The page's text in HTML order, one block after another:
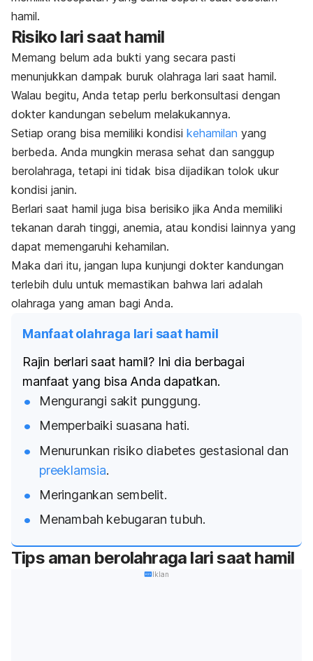
hamil.
Risiko lari saat hamil
Memang belum ada bukti yang secara pasti
menunjukkan dampak buruk olahraga lari saat hamil.
Walau begitu, Anda tetap perlu berkonsultasi dengan
dokter kandungan sebelum melakukannya.
Setiap orang bisa memiliki kondisi kehamilan yang
berbeda. Anda mungkin merasa sehat dan sanggup
berolahraga, tetapi ini tidak bisa dijadikan tolok ukur
kondisi janin.
Berlari saat hamil juga bisa berisiko jika Anda memiliki
tekanan darah tinggi, anemia, atau kondisi lainnya yang
dapat memengaruhi kehamilan.
Maka dari itu, jangan lupa kunjungi dokter kandungan
terlebih dulu untuk memastikan bahwa lari adalah
olahraga yang aman bagi Anda.
Manfaat olahraga lari saat hamil
Rajin berlari saat hamil? Ini dia berbagai
manfaat yang bisa Anda dapatkan.
Mengurangi sakit punggung.
Memperbaiki suasana hati.
Menurunkan risiko diabetes gestasional dan
preeklamsia.
Meringankan sembelit.
Menambah kebugaran tubuh.
Tips aman berolahraga lari saat hamil
Iklan